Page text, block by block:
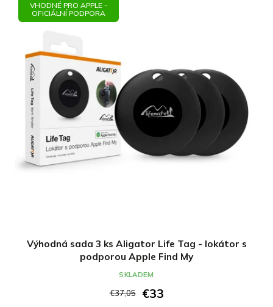
VHODNÉ PRO APPLE -
OFICIÁLNÍ PODPORA
Výhodná sada 3 ks Aligator Life Tag - lokátor s
podporou Apple Find My
€37,05 €33
SKLADEM